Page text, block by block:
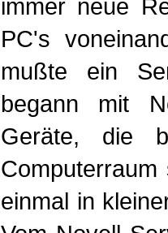
immer neue
PC's
mußte ein
begann mit
Geräte, die
einmal in